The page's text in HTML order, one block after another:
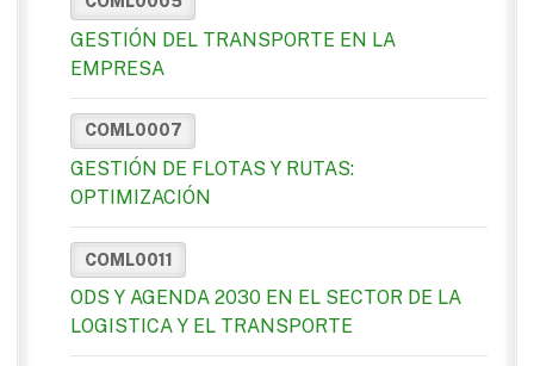
GESTIÓN DEL TRANSPORTE EN LA
EMPRESA
COML0007
GESTIÓN DE FLOTAS Y RUTAS:
OPTIMIZACIÓN
COML0011
ODS Y AGENDA 2030 EN EL SECTOR DE LA
LOGISTICA Y EL TRANSPORTE